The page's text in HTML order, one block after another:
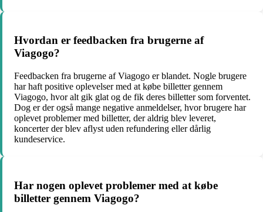
Hvordan er feedbacken fra brugerne af
Viagogo?
Feedbacken fra brugerne af Viagogo er blandet. Nogle brugere
har haft positive oplevelser med at købe billetter gennem
Viagogo, hvor alt gik glat og de fik deres billetter som forventet.
Dog er der også mange negative anmeldelser, hvor brugere har
oplevet problemer med billetter, der aldrig blev leveret,
koncerter der blev aflyst uden refundering eller dårlig
kundeservice.
Har nogen oplevet problemer med at købe
billetter gennem Viagogo?